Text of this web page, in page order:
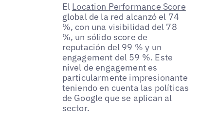
El Location Performance Score
global de la red alcanzó el 74
%, con una visibilidad del 78
%, un sólido score de
reputación del 99 % y un
engagement del 59 %. Este
nivel de engagement es
particularmente impresionante
teniendo en cuenta las políticas
de Google que se aplican al
sector.